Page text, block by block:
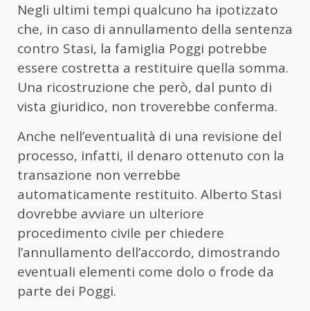
Negli ultimi tempi qualcuno ha ipotizzato
che, in caso di annullamento della sentenza
contro Stasi, la famiglia Poggi potrebbe
essere costretta a restituire quella somma.
Una ricostruzione che però, dal punto di
vista giuridico, non troverebbe conferma.
Anche nell’eventualità di una revisione del
processo, infatti, il denaro ottenuto con la
transazione non verrebbe
automaticamente restituito. Alberto Stasi
dovrebbe avviare un ulteriore
procedimento civile per chiedere
l’annullamento dell’accordo, dimostrando
eventuali elementi come dolo o frode da
parte dei Poggi.